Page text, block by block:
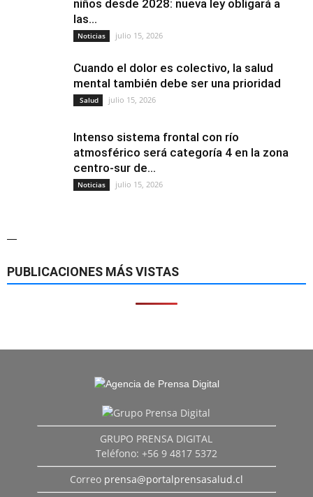
niños desde 2028: nueva ley obligará a
las...
Noticias julio 15, 2026
Cuando el dolor es colectivo, la salud
mental también debe ser una prioridad
Salud julio 15, 2026
Intenso sistema frontal con río
atmosférico será categoría 4 en la zona
centro-sur de...
Noticias julio 15, 2026
—
PUBLICACIONES MÁS VISTAS
GRUPO PRENSA DIGITAL
Teléfono: +56 9 4817 5372
Correo prensa@portalprensasalud.cl